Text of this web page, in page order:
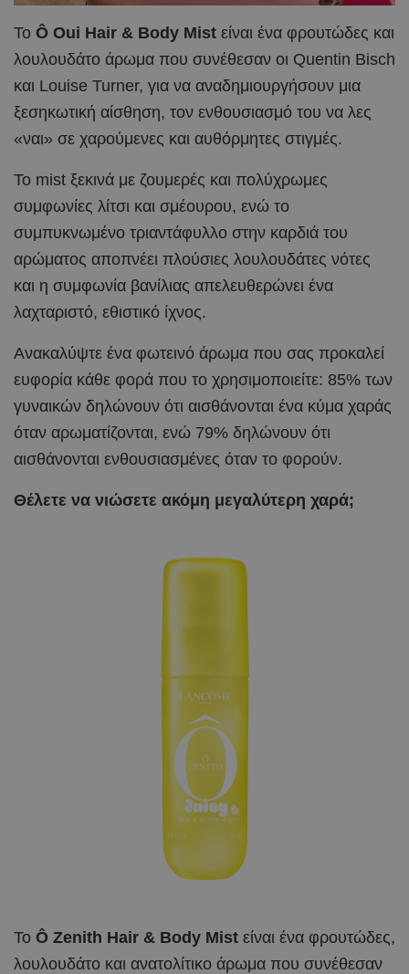
Το Ô Oui Hair & Body Mist είναι ένα φρουτώδες και
λουλουδάτο άρωμα που συνέθεσαν οι Quentin Bisch
και Louise Turner, για να αναδημιουργήσουν μια
ξεσηκωτική αίσθηση, τον ενθουσιασμό του να λες
«ναι» σε χαρούμενες και αυθόρμητες στιγμές.
Το mist ξεκινά με ζουμερές και πολύχρωμες
συμφωνίες λίτσι και σμέουρου, ενώ το
συμπυκνωμένο τριαντάφυλλο στην καρδιά του
αρώματος αποπνέει πλούσιες λουλουδάτες νότες
και η συμφωνία βανίλιας απελευθερώνει ένα
λαχταριστό, εθιστικό ίχνος.
Ανακαλύψτε ένα φωτεινό άρωμα που σας προκαλεί
ευφορία κάθε φορά που το χρησιμοποιείτε: 85% των
γυναικών δηλώνουν ότι αισθάνονται ένα κύμα χαράς
όταν αρωματίζονται, ενώ 79% δηλώνουν ότι
αισθάνονται ενθουσιασμένες όταν το φορούν.
Θέλετε να νιώσετε ακόμη μεγαλύτερη χαρά;
Το Ô Zenith Hair & Body Mist είναι ένα φρουτώδες,
λουλουδάτο και ανατολίτικο άρωμα που συνέθεσαν